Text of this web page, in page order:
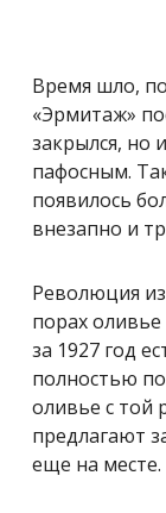
Время шло,
«Эрмитаж»
закрылся, но
пафосным.
появилось
внезапно и
Революция
порах
за 1927 год
полностью
оливье с той
предлагают
еще на месте.